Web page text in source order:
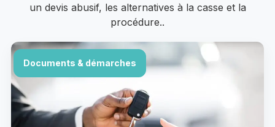
un devis abusif, les alternatives à la casse et la
procédure..
Documents & démarches